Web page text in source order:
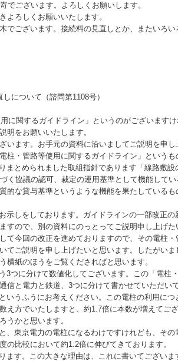
ございます。よろしくお願いします。
ろしくお願いいたします。
ございます。接続料の見直しとか、またいろい
について（諮問第1108号）
に関するガイドライン」というのがございますけ
明をお願いいたします。
ます。お手元の資料に沿いましてご説明を申し
柱・管路等使用に関するガイドライン」というも
まとめられました取組指針であります「線路敷設
く協議の認可、裁定の運用基準として機能して
的な貸与基準というような機能を果たしているも
しをしております。ガイドラインの一部改正の
すので、別の資料にのっとってご説明申し上げた
て今回の改正を進めておりますので、その電柱・
てご説明を申し上げたいと思います。したがいま
紙のほうをご覧くださればと思います。
つに分けて数値化してございます。この「電柱
信と電力と鉄道、3つに分けて書かせていただい
いうふうにお考えください。この電柱の利用につ
方でいたしますと、約1.7倍に本数が増えてござ
うかと思います。
東京電力の電柱になるわけですけれども、その
比較において約1.2倍に伸びてきております。
す。この大きな理由は、これに書いてございま